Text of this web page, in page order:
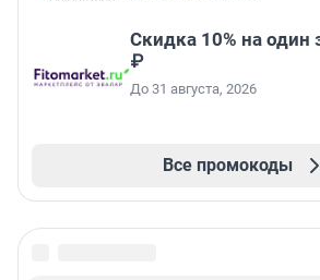
Скидка 10% на один
₽
До 31 августа, 2026
Все промокоды